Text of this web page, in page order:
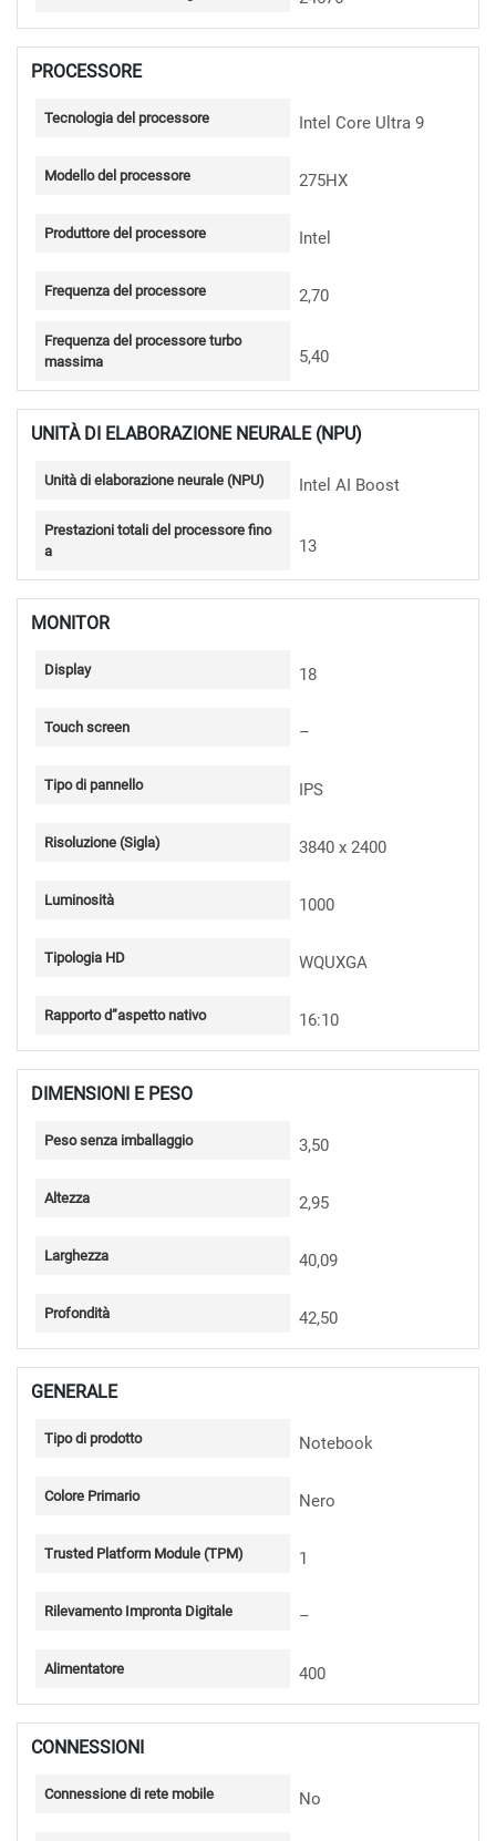
PROCESSORE
Tecnologia del processore Intel Core Ultra 9
Modello del processore 275HX
Produttore del processore Intel
Frequenza del processore 2,70
Frequenza del processore turbo
massima
5,40
UNITÀ DI ELABORAZIONE NEURALE (NPU)
Unità di elaborazione neurale (NPU) Intel AI Boost
Prestazioni totali del processore fino
a
13
MONITOR
Display 18
Touch screen –
Tipo di pannello IPS
Risoluzione (Sigla) 3840 x 2400
Luminosità 1000
Tipologia HD WQUXGA
Rapporto d”aspetto nativo 16:10
DIMENSIONI E PESO
Peso senza imballaggio 3,50
Altezza 2,95
Larghezza 40,09
Profondità 42,50
GENERALE
Tipo di prodotto Notebook
Colore Primario Nero
Trusted Platform Module (TPM) 1
Rilevamento Impronta Digitale –
Alimentatore 400
CONNESSIONI
Connessione di rete mobile No